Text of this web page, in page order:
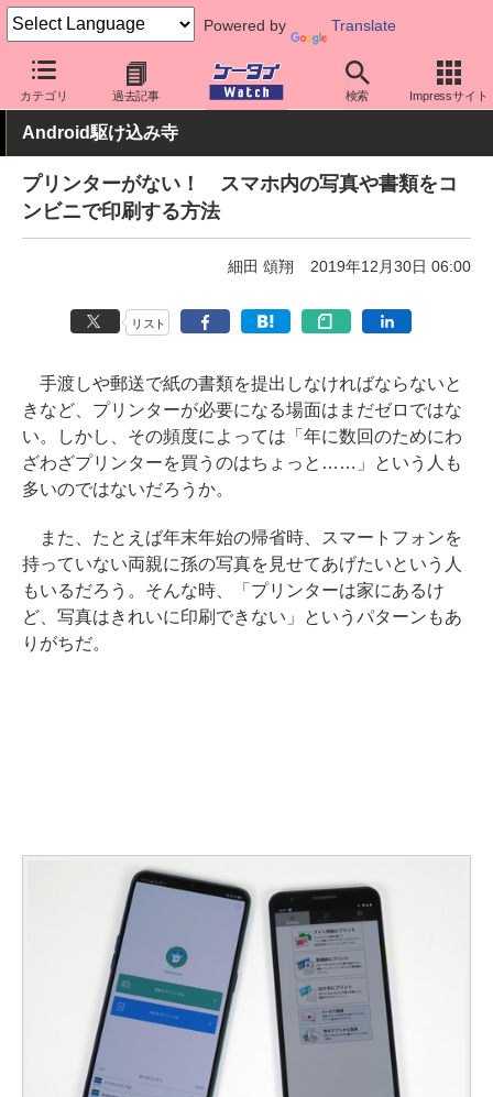
Powered by Translate
カテゴリ 過去記事 検索 Impressサイト
ケータイ Watch アプリ・サービス その他
Android駆け込み寺
プリンターがない！ スマホ内の写真や書類をコ
ンビニで印刷する方法
細田 頌翔 2019年12月30日 06:00
リスト
手渡しや郵送で紙の書類を提出しなければならないと
きなど、プリンターが必要になる場面はまだゼロではな
い。しかし、その頻度によっては「年に数回のためにわ
ざわざプリンターを買うのはちょっと……」という人も
多いのではないだろうか。
また、たとえば年末年始の帰省時、スマートフォンを
持っていない両親に孫の写真を見せてあげたいという人
もいるだろう。そんな時、「プリンターは家にあるけ
ど、写真はきれいに印刷できない」というパターンもあ
りがちだ。